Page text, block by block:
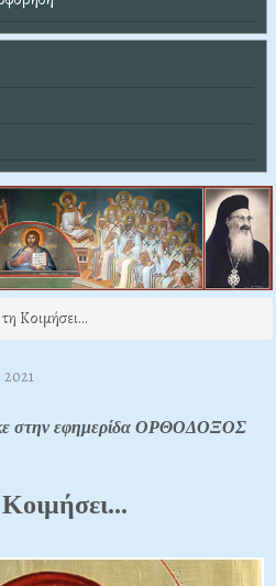
Κοιμήσει...
2021
στην εφημερίδα ΟΡΘΟΔΟΞΟΣ